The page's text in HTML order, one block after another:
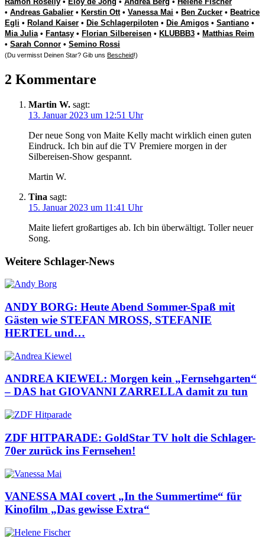
• Andreas Gabalier • Kerstin Ott• Vanessa Mai • Ben Zucker • Beatrice
Egli • Roland Kaiser • Die Schlagerpiloten • Die Amigos • Santiano •
Mia Julia• Fantasy • Florian Silbereisen • KLUBBB3 • Matthias Reim
• Sarah Connor • Semino Rossi
(Du vermisst Deinen Star? Gib uns Bescheid!)
2 Kommentare
Martin W. sagt:
13. Januar 2023 um 12:51 Uhr
Der neue Song von Maite Kelly macht wirklich einen guten
Eindruck. Ich bin auf die TV Premiere morgen in der
Silbereisen-Show gespannt.
Martin W.
Tina sagt:
15. Januar 2023 um 11:41 Uhr
Maite liefert großartiges ab. Ich bin überwältigt. Toller neuer
Song.
Weitere Schlager-News
ANDY BORG: Heute Abend Sommer-Spaß mit
Gästen wie STEFAN MROSS, STEFANIE
HERTEL und…
ANDREA KIEWEL: Morgen kein „Fernsehgarten“
– DAS hat GIOVANNI ZARRELLA damit zu tun
ZDF HITPARADE: GoldStar TV holt die Schlager-
70er zurück ins Fernsehen!
VANESSA MAI covert „In the Summertime“ für
Kinofilm „Das gewisse Extra“